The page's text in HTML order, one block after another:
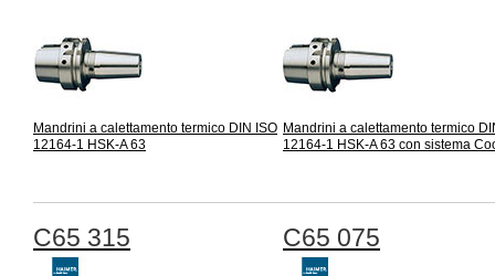
Mandrini a calettamento termico DIN ISO
12164-1 HSK-A 63
Mandrini a calettamento termico
12164-1 HSK-A 63 con sistema
C65 315 C65 075